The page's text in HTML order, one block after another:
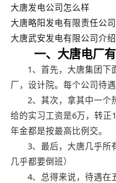
大唐发电公司怎么样
大唐略阳发电有限责任公
大唐武安发电有限公司介绍
一、大唐电厂
1、首先，大唐集团下
厂，设计院。每个公司待遇
2、其次，拿其中一个
给的实习工资是6万，转正
年金都是按最高比例交。
3、最后，大唐几乎所
几乎都要倒班）
4、总得来说，待遇在